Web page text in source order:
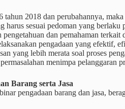
tahun 2018 dan perubahannya,
harus sesuai pedoman yang berlaku
dan pemahaman terkait
pengadaan yang efektif,
yang lebih merata soal proses
menimpa pelanggaran
Barang serta Jasa
pengadaan barang dan jasa,